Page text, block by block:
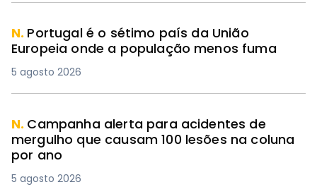
N. Portugal é o sétimo país da União
Europeia onde a população menos fuma
5 agosto 2026
N. Campanha alerta para acidentes de
mergulho que causam 100 lesões na coluna
por ano
5 agosto 2026